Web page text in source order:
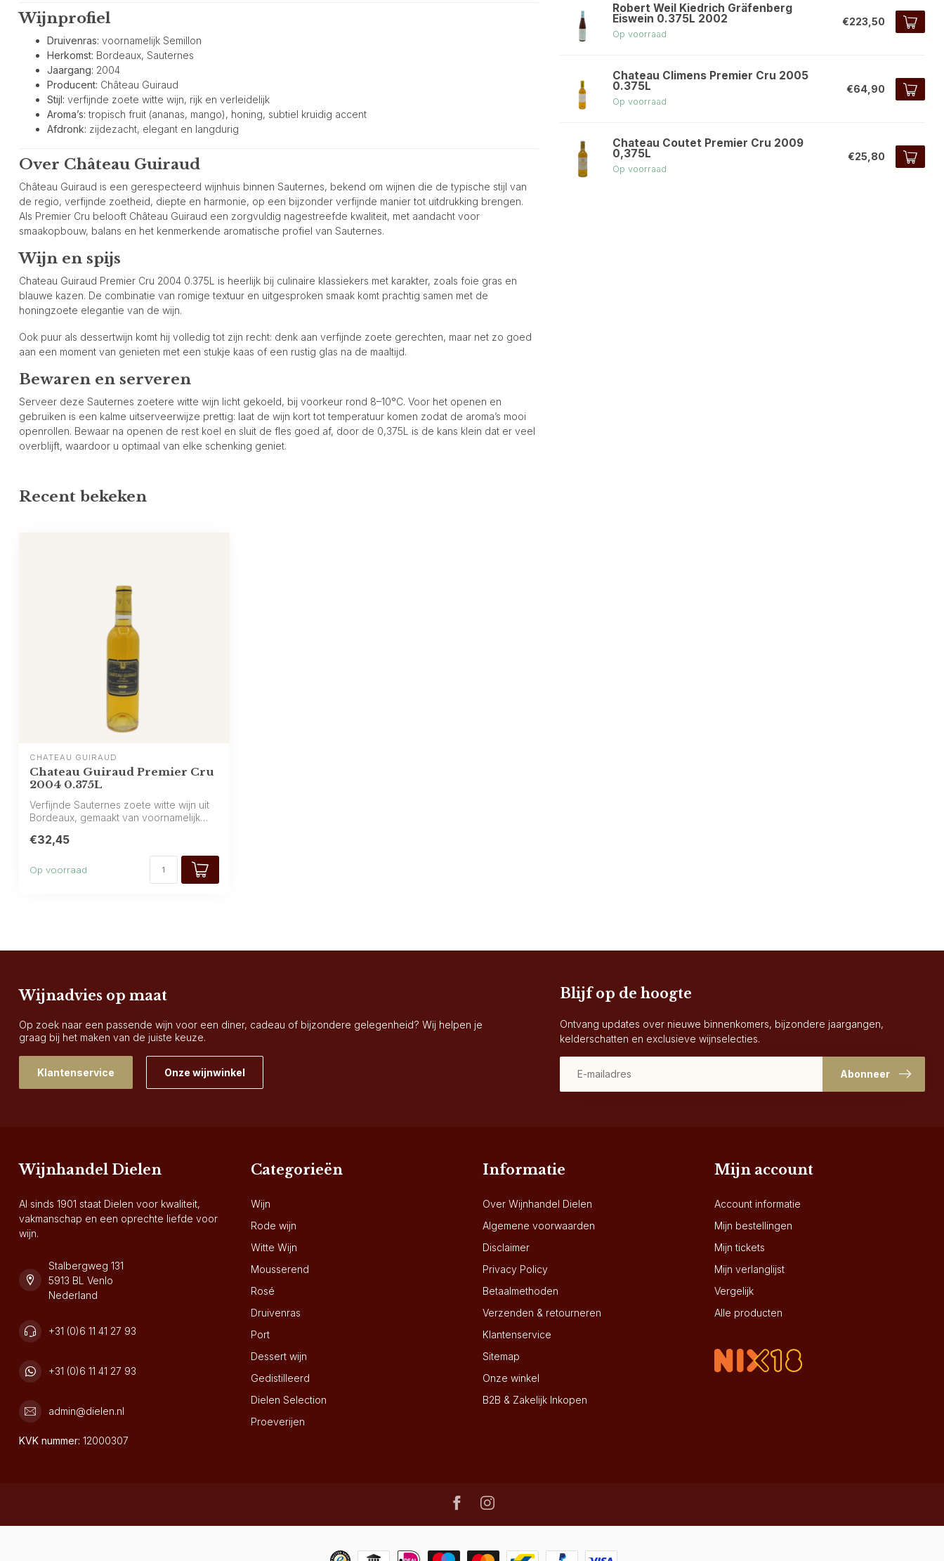
Wijnprofiel
Druivenras: voornamelijk Semillon
Herkomst: Bordeaux, Sauternes
Jaargang: 2004
Producent: Château Guiraud
Stijl: verfijnde zoete witte wijn, rijk en verleidelijk
Aroma’s: tropisch fruit (ananas, mango), honing, subtiel kruidig accent
Afdronk: zijdezacht, elegant en langdurig
Over Château Guiraud
Château Guiraud is een gerespecteerd wijnhuis binnen Sauternes, bekend om wijnen die de typische stijl van
de regio, verfijnde zoetheid, diepte en harmonie, op een bijzonder verfijnde manier tot uitdrukking brengen.
Als Premier Cru belooft Château Guiraud een zorgvuldig nagestreefde kwaliteit, met aandacht voor
smaakopbouw, balans en het kenmerkende aromatische profiel van Sauternes.
Wijn en spijs
Chateau Guiraud Premier Cru 2004 0.375L is heerlijk bij culinaire klassiekers met karakter, zoals foie gras en
blauwe kazen. De combinatie van romige textuur en uitgesproken smaak komt prachtig samen met de
honingzoete elegantie van de wijn.
Ook puur als dessertwijn komt hij volledig tot zijn recht: denk aan verfijnde zoete gerechten, maar net zo goed
aan een moment van genieten met een stukje kaas of een rustig glas na de maaltijd.
Bewaren en serveren
Serveer deze Sauternes zoetere witte wijn licht gekoeld, bij voorkeur rond 8–10°C. Voor het openen en
gebruiken is een kalme uitserveerwijze prettig: laat de wijn kort tot temperatuur komen zodat de aroma’s mooi
openrollen. Bewaar na openen de rest koel en sluit de fles goed af, door de 0,375L is de kans klein dat er veel
overblijft, waardoor u optimaal van elke schenking geniet.
Robert Weil Kiedrich Gräfenberg
Eiswein 0.375L 2002
Op voorraad
€223,50
Chateau Climens Premier Cru 2005
0.375L
Op voorraad
€64,90
Chateau Coutet Premier Cru 2009
0,375L
Op voorraad
€25,80
Recent bekeken
CHÂTEAU GUIRAUD
Chateau Guiraud Premier Cru
2004 0.375L
Verfijnde Sauternes zoete witte wijn uit
Bordeaux, gemaakt van voornamelijk
€32,45
Op voorraad
Wijnadvies op maat
Op zoek naar een passende wijn voor een diner, cadeau of bijzondere gelegenheid? Wij helpen je
graag bij het maken van de juiste keuze.
Klantenservice Onze wijnwinkel
Blijf op de hoogte
Ontvang updates over nieuwe binnenkomers, bijzondere jaargangen,
kelderschatten en exclusieve wijnselecties.
Abonneer
Wijnhandel Dielen
Al sinds 1901 staat Dielen voor kwaliteit,
vakmanschap en een oprechte liefde voor
wijn.
Stalbergweg 131
5913 BL Venlo
Nederland
+31 (0)6 11 41 27 93
+31 (0)6 11 41 27 93
admin@dielen.nl
KVK nummer: 12000307
Categorieën
Wijn
Rode wijn
Witte Wijn
Mousserend
Rosé
Druivenras
Port
Dessert wijn
Gedistilleerd
Dielen Selection
Proeverijen
Informatie
Over Wijnhandel Dielen
Algemene voorwaarden
Disclaimer
Privacy Policy
Betaalmethoden
Verzenden & retourneren
Klantenservice
Sitemap
Onze winkel
B2B & Zakelijk Inkopen
Mijn account
Account informatie
Mijn bestellingen
Mijn tickets
Mijn verlanglijst
Vergelijk
Alle producten